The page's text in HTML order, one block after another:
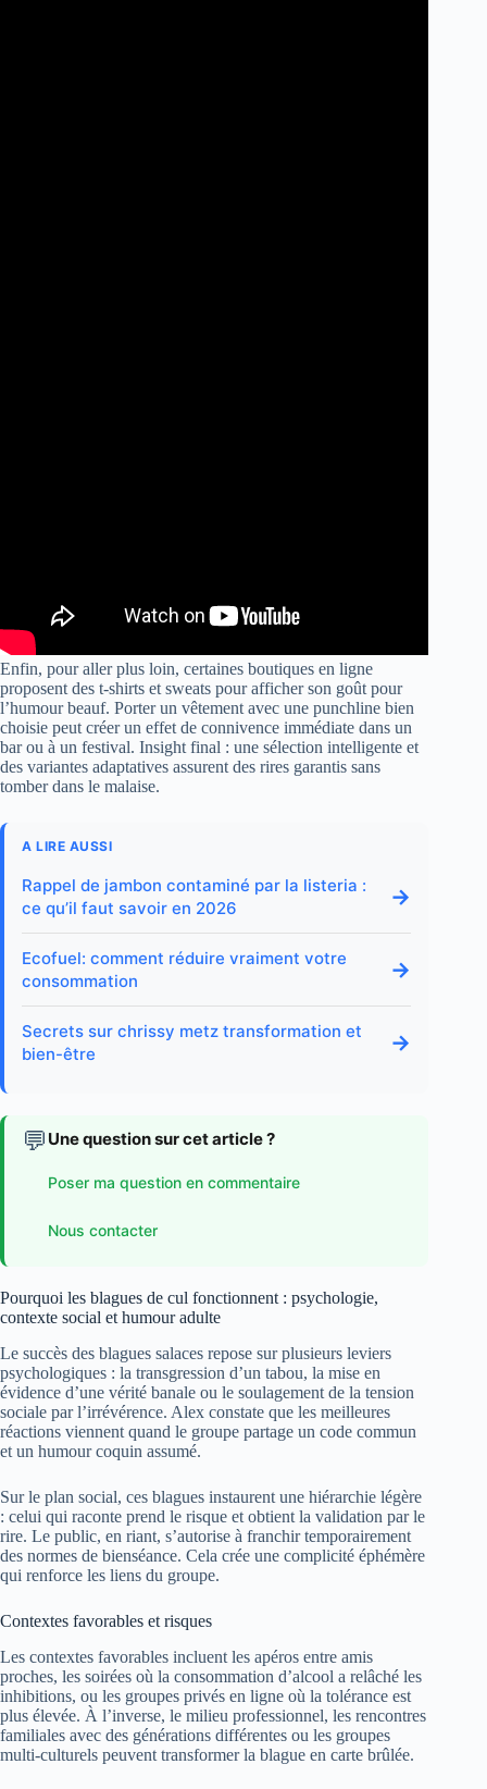
Enfin, pour aller plus loin, certaines boutiques en ligne
proposent des t-shirts et sweats pour afficher son goût pour
l’humour beauf. Porter un vêtement avec une punchline bien
choisie peut créer un effet de connivence immédiate dans un
bar ou à un festival. Insight final : une sélection intelligente et
des variantes adaptatives assurent des rires garantis sans
tomber dans le malaise.
A LIRE AUSSI
Rappel de jambon contaminé par la listeria :
ce qu’il faut savoir en 2026
→
Ecofuel: comment réduire vraiment votre
consommation
→
Secrets sur chrissy metz transformation et
bien-être
→
💬 Une question sur cet article ?
Poser ma question en commentaire
Nous contacter
Pourquoi les blagues de cul fonctionnent : psychologie,
contexte social et humour adulte
Le succès des blagues salaces repose sur plusieurs leviers
psychologiques : la transgression d’un tabou, la mise en
évidence d’une vérité banale ou le soulagement de la tension
sociale par l’irrévérence. Alex constate que les meilleures
réactions viennent quand le groupe partage un code commun
et un humour coquin assumé.
Sur le plan social, ces blagues instaurent une hiérarchie légère
: celui qui raconte prend le risque et obtient la validation par le
rire. Le public, en riant, s’autorise à franchir temporairement
des normes de bienséance. Cela crée une complicité éphémère
qui renforce les liens du groupe.
Contextes favorables et risques
Les contextes favorables incluent les apéros entre amis
proches, les soirées où la consommation d’alcool a relâché les
inhibitions, ou les groupes privés en ligne où la tolérance est
plus élevée. À l’inverse, le milieu professionnel, les rencontres
familiales avec des générations différentes ou les groupes
multi-culturels peuvent transformer la blague en carte brûlée.